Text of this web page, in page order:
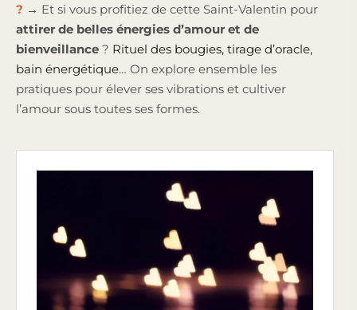
? → Et si vous profitiez de cette Saint-Valentin pour
attirer de belles énergies d’amour et de
bienveillance ? Rituel des bougies, tirage d’oracle,
bain énergétique… On explore ensemble les
pratiques pour élever ses vibrations et cultiver
l’amour sous toutes ses formes.